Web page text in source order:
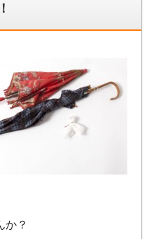
か？